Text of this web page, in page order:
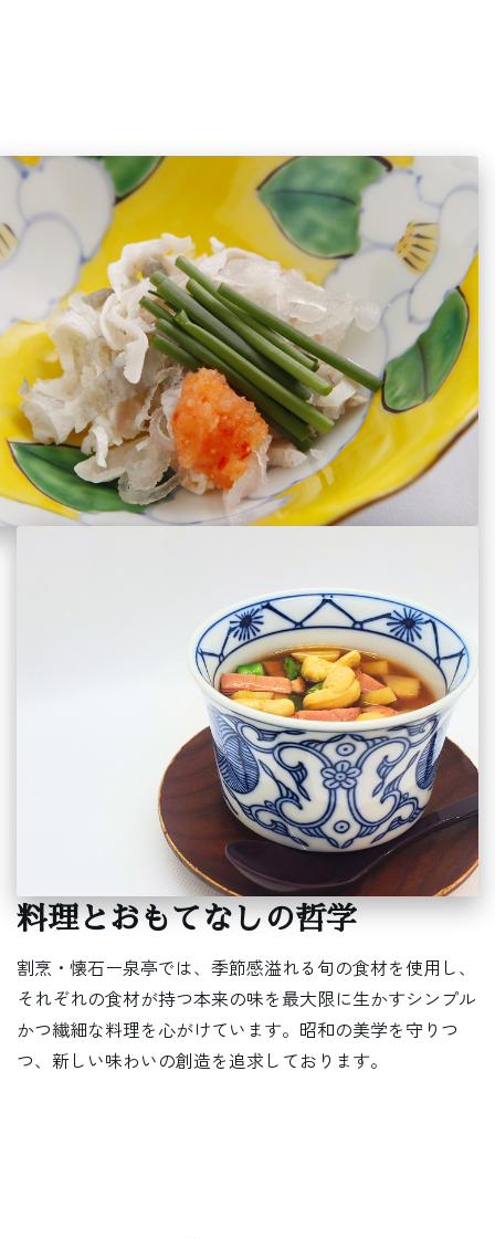
料理とおもてなしの哲学
割烹・懐石ー泉亭では、季節感溢れる旬の食材を使用し、
それぞれの食材が持つ本来の味を最大限に生かすシンプル
かつ繊細な料理を心がけています。昭和の美学を守りつ
つ、新しい味わいの創造を追求しております。